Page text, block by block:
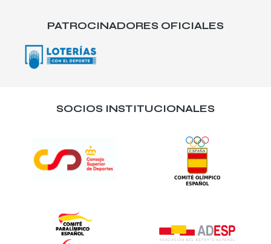
PATROCINADORES OFICIALES
SOCIOS INSTITUCIONALES